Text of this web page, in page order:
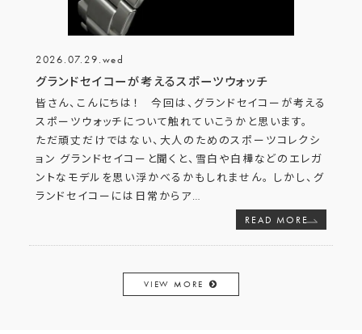
2026.07.29.wed
グランドセイコーが考えるスポーツウォッチ
皆さん、こんにちは！ 今回は、グランドセイコーが考える
スポーツウォッチについて触れていこうかと思います。
ただ頑丈だけではない、大人のためのスポーツコレクシ
ョン グランドセイコーと聞くと、雪白や白樺などのエレガ
ントなモデルを思い浮かべるかもしれません。 しかし、グ
ランドセイコーには日常からア…
READ MORE
VIEW MORE